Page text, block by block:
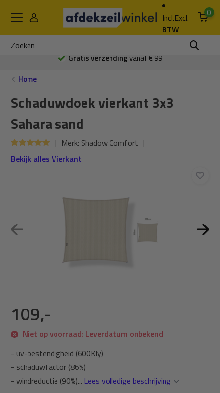
Incl.Excl.
BTW
0
Gratis verzendingvanaf € 99
Home
Schaduwdoek vierkant 3x3
Sahara sand
Merk: Shadow Comfort
Bekijk alles Vierkant
109,-
Niet op voorraad: Leverdatum onbekend
- uv-bestendigheid (600Kly)
- schaduwfactor (86%)
- windreductie (90%)... Lees volledige beschrijving